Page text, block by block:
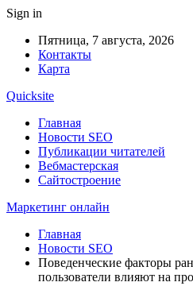
Sign in
Пятница, 7 августа, 2026
Контакты
Карта
Quicksite
Главная
Новости SEO
Публикации читателей
Вебмастерская
Сайтостроение
Маркетинг онлайн
Главная
Новости SEO
Поведенческие факторы
пользователи влияют на